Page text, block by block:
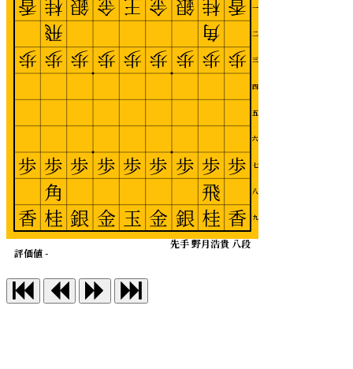
一
二
三
四
五
六
七
八
九
先手 野月浩貴 八段
評価値 -
香
歩
歩
香
桂
角
歩
歩
飛
桂
銀
歩
歩
銀
金
歩
歩
金
王
歩
歩
玉
金
歩
歩
金
銀
歩
歩
銀
桂
飛
歩
歩
角
桂
香
歩
歩
香